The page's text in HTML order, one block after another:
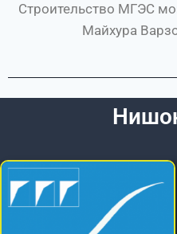
Строительство МГЭС
Майхура